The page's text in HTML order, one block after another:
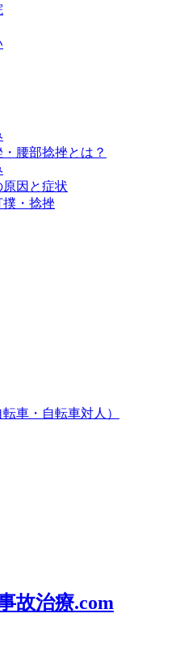
腰部捻挫とは？
因と症状
撲・捻挫
車・自転車対人）